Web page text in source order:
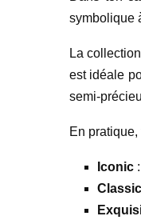
symbolique
La
est idéale
semi-
En pratique,
Iconic
Classic